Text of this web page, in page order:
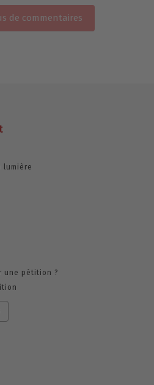
de commentaires
lumière
une pétition ?